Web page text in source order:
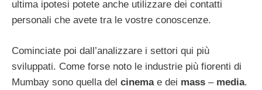
ultima ipotesi potete anche utilizzare dei contatti
personali che avete tra le vostre conoscenze.
Cominciate poi dall’analizzare i settori qui più
sviluppati. Come forse noto le industrie più fiorenti di
Mumbay sono quella del cinemae dei mass – media.